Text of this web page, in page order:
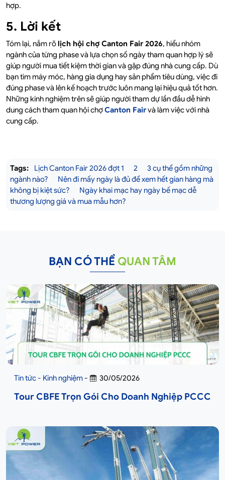
hợp.
5. Lời kết
Tóm lại, nắm rõ lịch hội chợ Canton Fair 2026, hiểu nhóm
ngành của từng phase và lựa chọn số ngày tham quan hợp lý sẽ
giúp người mua tiết kiệm thời gian và gặp đúng nhà cung cấp. Dù
bạn tìm máy móc, hàng gia dụng hay sản phẩm tiêu dùng, việc đi
đúng phase và lên kế hoạch trước luôn mang lại hiệu quả tốt hơn.
Những kinh nghiệm trên sẽ giúp người tham dự lần đầu dễ hình
dung cách tham quan hội chợCanton Fairvà làm việc với nhà
cung cấp.
Tags: Lịch Canton Fair 2026 đợt 1 2
3 cụ thể gồm những
ngành nào?
Nên đi mấy ngày là đủ để xem hết gian hàng mà
không bị kiệt sức?
Ngày khai mạc hay ngày bế mạc dễ
thương lượng giá và mua mẫu hơn?
BẠN CÓ THỂ QUAN TÂM
Tin tức - Kinh nghiệm - 30/05/2026
Tour CBFE Trọn Gói Cho Doanh Nghiệp PCCC